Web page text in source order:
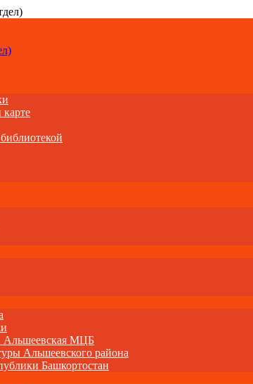
Альшеевская МЦБ
Альшеевского района
Башкортостан